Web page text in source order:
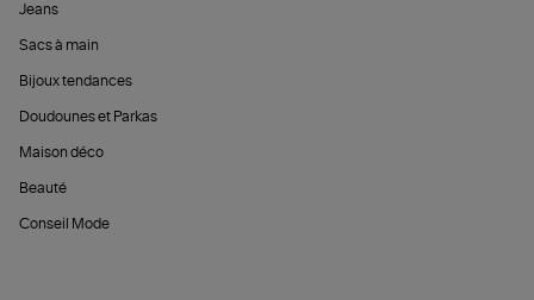
Jeans
Sacs à main
Bijoux tendances
Doudounes et Parkas
Maison déco
Beauté
Conseil Mode